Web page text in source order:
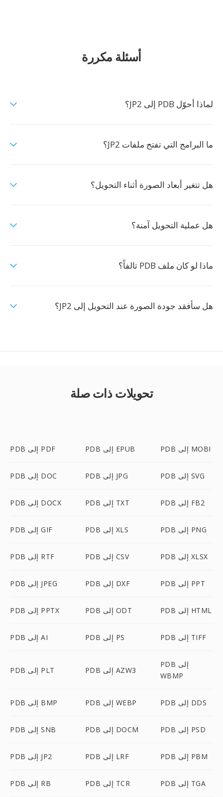
أسئلة مكررة
لماذا أحوّل PDB إلى JP2؟
ما البرامج التي تفتح ملفات JP2؟
هل تتغير أبعاد الصورة أثناء التحويل؟
هل عملية التحويل آمنة؟
ماذا لو كان ملف PDB تالفاً؟
هل سأفقد جودة الصورة عند التحويل إلى JP2؟
تحويلات ذات صلة
PDB إلى PDF PDB إلى EPUB PDB إلى MOBI
PDB إلى DOC PDB إلى JPG PDB إلى SVG
PDB إلى DOCX PDB إلى TXT PDB إلى FB2
PDB إلى GIF PDB إلى XLS PDB إلى PNG
PDB إلى RTF PDB إلى CSV PDB إلى XLSX
PDB إلى JPEG PDB إلى DXF PDB إلى PPT
PDB إلى PPTX PDB إلى ODT PDB إلى HTML
PDB إلى AI PDB إلى PS PDB إلى TIFF
PDB إلى PLT PDB إلى AZW3
PDB إلى
WBMP
PDB إلى BMP PDB إلى WEBP PDB إلى DDS
PDB إلى SNB PDB إلى DOCM PDB إلى PSD
PDB إلى JP2 PDB إلى LRF PDB إلى PBM
PDB إلى RB PDB إلى TCR PDB إلى TGA